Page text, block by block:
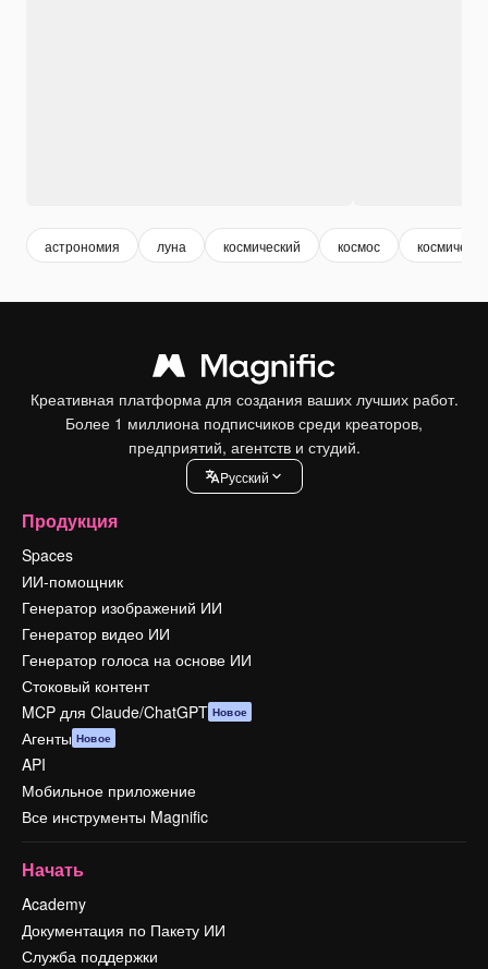
астрономия луна космический космос
Креативная платформа для создания ваших лучших работ.
Более 1 миллиона подписчиков среди креаторов,
предприятий, агентств и студий.
Pусский
Продукция
Spaces
ИИ-помощник
Генератор изображений ИИ
Генератор видео ИИ
Генератор голоса на основе ИИ
Стоковый контент
MCP для Claude/ChatGPT Новое
Агенты Новое
API
Мобильное приложение
Все инструменты Magnific
Начать
Academy
Документация по Пакету ИИ
Служба поддержки